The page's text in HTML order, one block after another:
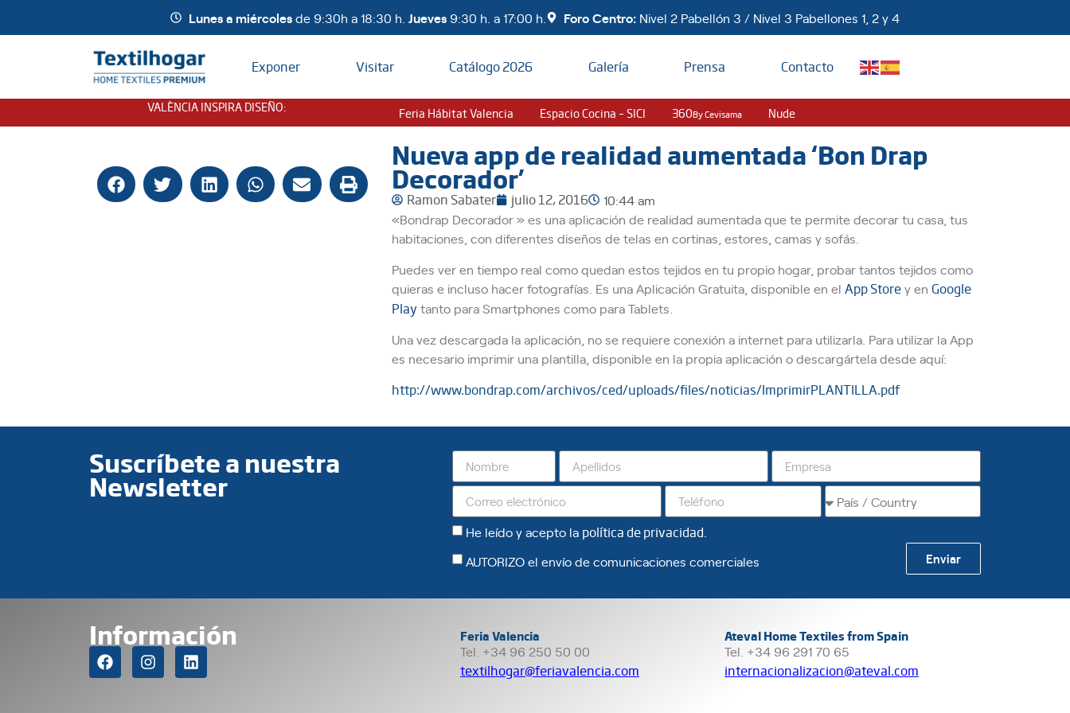
Lunes a miércolesde 9:30h a 18:30 h. Jueves 9:30 h. a 17:00 h. Foro Centro: Nivel 2 Pabellón 3 / Nivel 3 Pabellones 1, 2 y 4
Exponer Visitar Catálogo 2026 Galería Prensa Contacto
VALÈNCIA INSPIRA DISEÑO: Feria Hábitat Valencia Espacio Cocina – SICI 360By Cevisama Nude
Nueva app de realidad aumentada ‘Bon Drap
Decorador’
Ramon Sabater julio 12, 2016
10:44 am
«Bondrap Decorador » es una aplicación de realidad aumentada que te permite decorar tu casa, tus
habitaciones, con diferentes diseños de telas en cortinas, estores, camas y sofás.
Puedes ver en tiempo real como quedan estos tejidos en tu propio hogar, probar tantos tejidos como
quieras e incluso hacer fotografías. Es una Aplicación Gratuita, disponible en el App Storey en Google
Playtanto para Smartphones como para Tablets.
Una vez descargada la aplicación, no se requiere conexión a internet para utilizarla. Para utilizar la App
es necesario imprimir una plantilla, disponible en la propia aplicación o descargártela desde aquí:
http://www.bondrap.com/archivos/ced/uploads/files/noticias/ImprimirPLANTILLA.pdf
Suscríbete a nuestra
Newsletter
He leído y acepto la política de privacidad.
AUTORIZO el envío de comunicaciones comerciales
Enviar
Información Feria Valencia
Tel. +34 96 250 50 00
textilhogar@feriavalencia.com
Ateval Home Textiles from Spain
Tel. +34 96 291 70 65
internacionalizacion@ateval.com